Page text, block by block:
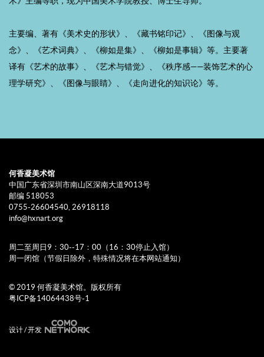
主要编、著有《美术史的形状》、《藏书铭印记》、《图像与观
念》、《艺术词典》、《柳如是集》、《柳如是事辑》等。主要著
译有《艺术的故事》、《艺术与错觉》、《秩序感——装饰艺术的心
理学研究》、《图像与眼睛》、《走向进化的知识论》等。
何香凝美术馆
中国广东省深圳市南山区深南大道9013号
邮编 518053
0755-26604540, 26918118
info@hxnart.org
周二至周日9：30--17：00（16：30停止入馆）
周一闭馆（节假日除外，特殊情况将在本网站通知）
© 2019 何香凝美术馆。版权所有
粤ICP备14064438号-1
设计 / 开发